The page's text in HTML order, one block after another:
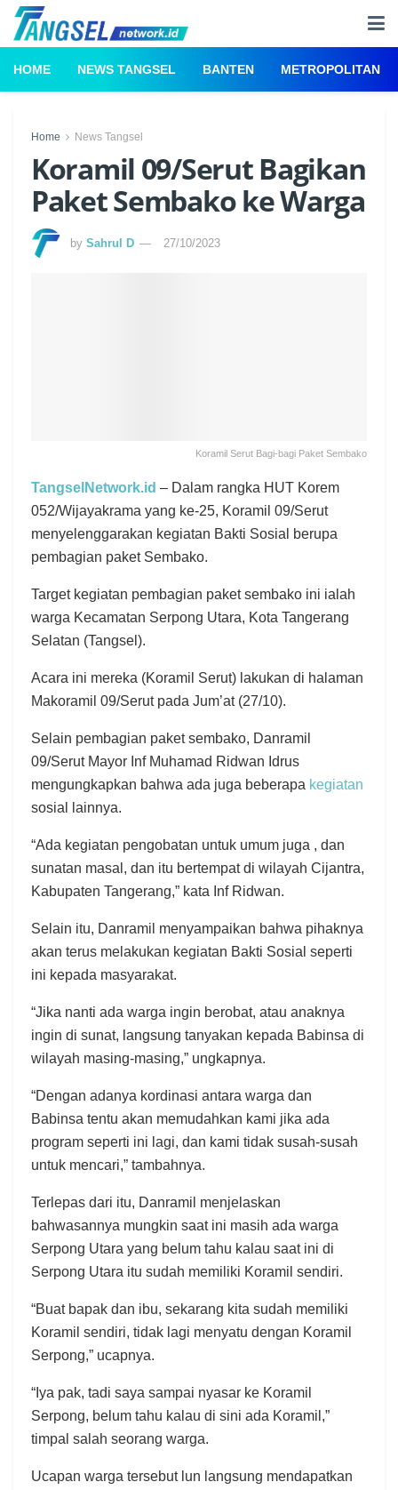
HOME NEWS TANGSEL BANTEN METROPOLITAN
Home News Tangsel
Koramil 09/Serut Bagikan
Paket Sembako ke Warga
by Sahrul D 27/10/2023
Koramil Serut Bagi-bagi Paket Sembako
TangselNetwork.id – Dalam rangka HUT Korem
052/Wijayakrama yang ke-25, Koramil 09/Serut
menyelenggarakan kegiatan Bakti Sosial berupa
pembagian paket Sembako.
Target kegiatan pembagian paket sembako ini ialah
warga Kecamatan Serpong Utara, Kota Tangerang
Selatan (Tangsel).
Acara ini mereka (Koramil Serut) lakukan di halaman
Makoramil 09/Serut pada Jum’at (27/10).
Selain pembagian paket sembako, Danramil
09/Serut Mayor Inf Muhamad Ridwan Idrus
mengungkapkan bahwa ada juga beberapa kegiatan
sosial lainnya.
“Ada kegiatan pengobatan untuk umum juga , dan
sunatan masal, dan itu bertempat di wilayah Cijantra,
Kabupaten Tangerang,” kata Inf Ridwan.
Selain itu, Danramil menyampaikan bahwa pihaknya
akan terus melakukan kegiatan Bakti Sosial seperti
ini kepada masyarakat.
“Jika nanti ada warga ingin berobat, atau anaknya
ingin di sunat, langsung tanyakan kepada Babinsa di
wilayah masing-masing,” ungkapnya.
“Dengan adanya kordinasi antara warga dan
Babinsa tentu akan memudahkan kami jika ada
program seperti ini lagi, dan kami tidak susah-susah
untuk mencari,” tambahnya.
Terlepas dari itu, Danramil menjelaskan
bahwasannya mungkin saat ini masih ada warga
Serpong Utara yang belum tahu kalau saat ini di
Serpong Utara itu sudah memiliki Koramil sendiri.
“Buat bapak dan ibu, sekarang kita sudah memiliki
Koramil sendiri, tidak lagi menyatu dengan Koramil
Serpong,” ucapnya.
“Iya pak, tadi saya sampai nyasar ke Koramil
Serpong, belum tahu kalau di sini ada Koramil,”
timpal salah seorang warga.
Ucapan warga tersebut lun langsung mendapatkan